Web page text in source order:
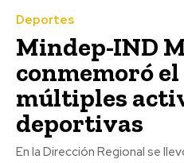
Deportes
Mindep-IND
conmemoró el
múltiples
deportivas
En la Dirección Regional se